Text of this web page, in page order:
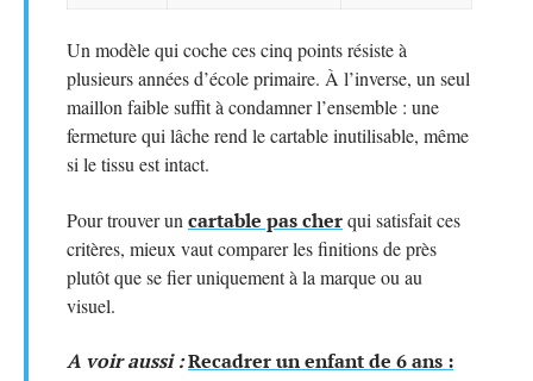
Un modèle qui coche ces cinq points résiste à
plusieurs années d’école primaire. À l’inverse, un seul
maillon faible suffit à condamner l’ensemble : une
fermeture qui lâche rend le cartable inutilisable, même
si le tissu est intact.
Pour trouver un cartable pas cherqui satisfait ces
critères, mieux vaut comparer les finitions de près
plutôt que se fier uniquement à la marque ou au
visuel.
A voir aussi :Recadrer un enfant de 6 ans :